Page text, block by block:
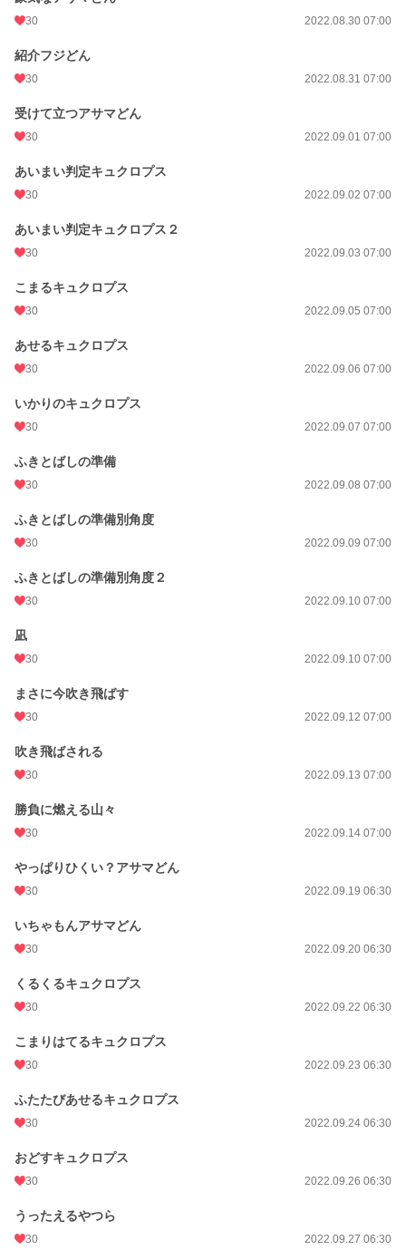
30 2022.08.30 07:00
紹介フジどん
30 2022.08.31 07:00
受けて立つアサマどん
30 2022.09.01 07:00
あいまい判定キュクロプス
30 2022.09.02 07:00
あいまい判定キュクロプス２
30 2022.09.03 07:00
こまるキュクロプス
30 2022.09.05 07:00
あせるキュクロプス
30 2022.09.06 07:00
いかりのキュクロプス
30 2022.09.07 07:00
ふきとばしの準備
30 2022.09.08 07:00
ふきとばしの準備別角度
30 2022.09.09 07:00
ふきとばしの準備別角度２
30 2022.09.10 07:00
凪
30 2022.09.10 07:00
まさに今吹き飛ばす
30 2022.09.12 07:00
吹き飛ばされる
30 2022.09.13 07:00
勝負に燃える山々
30 2022.09.14 07:00
やっぱりひくい？アサマどん
30 2022.09.19 06:30
いちゃもんアサマどん
30 2022.09.20 06:30
くるくるキュクロプス
30 2022.09.22 06:30
こまりはてるキュクロプス
30 2022.09.23 06:30
ふたたびあせるキュクロプス
30 2022.09.24 06:30
おどすキュクロプス
30 2022.09.26 06:30
うったえるやつら
30 2022.09.27 06:30